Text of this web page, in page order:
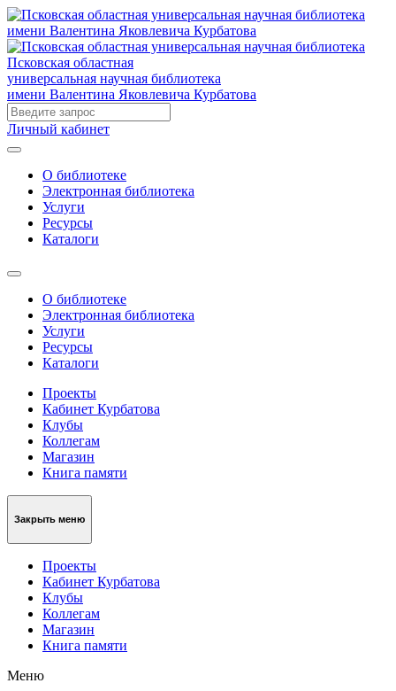
Псковская областная
универсальная научная библиотека
имени Валентина Яковлевича Курбатова
Личный кабинет
О библиотеке
Электронная библиотека
Услуги
Ресурсы
Каталоги
О библиотеке
Электронная библиотека
Услуги
Ресурсы
Каталоги
Проекты
Кабинет Курбатова
Клубы
Коллегам
Магазин
Книга памяти
Закрыть меню
Проекты
Кабинет Курбатова
Клубы
Коллегам
Магазин
Книга памяти
Меню